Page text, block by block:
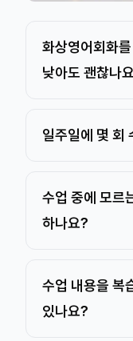
화상영어회화
낮아도 괜찮나
일주일에 몇 회
수업 중에 모르
하나요?
수업 내용을 복
있나요?